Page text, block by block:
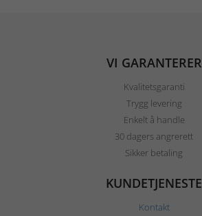
VI GARANTERER
Kvalitetsgaranti
Trygg levering
Enkelt å handle
30 dagers angrerett
Sikker betaling
KUNDETJENESTE
Kontakt